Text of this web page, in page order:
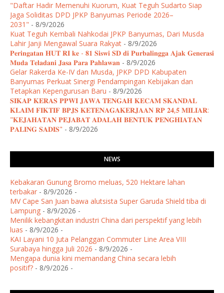
"Daftar Hadir Memenuhi Kuorum, Kuat Teguh Sudarto Siap
Jaga Soliditas DPD JPKP Banyumas Periode 2026–
2031" - 8/9/2026
Kuat Teguh Kembali Nahkodai JPKP Banyumas, Dari Musda
Lahir Janji Mengawal Suara Rakyat - 8/9/2026
𝐏𝐞𝐫𝐢𝐧𝐠𝐚𝐭𝐚𝐧 𝐇𝐔𝐓 𝐑𝐈 𝐤𝐞 - 𝟖𝟏 𝐒𝐢𝐬𝐰𝐢 𝐒𝐃 𝐝𝐢 𝐏𝐮𝐫𝐛𝐚𝐥𝐢𝐧𝐠𝐠𝐚 𝐀𝐣𝐚𝐤 𝐆𝐞𝐧𝐞𝐫𝐚𝐬𝐢
𝐌𝐮𝐝𝐚 𝐓𝐞𝐥𝐚𝐝𝐚𝐧𝐢 𝐉𝐚𝐬𝐚 𝐏𝐚𝐫𝐚 𝐏𝐚𝐡𝐥𝐚𝐰𝐚𝐧 - 8/9/2026
Gelar Rakerda Ke-IV dan Musda, JPKP DPD Kabupaten
Banyumas Perkuat Sinergi Pendampingan Kebijakan dan
Tetapkan Kepengurusan Baru - 8/9/2026
𝐒𝐈𝐊𝐀𝐏 𝐊𝐄𝐑𝐀𝐒 𝐏𝐏𝐖𝐈 𝐉𝐀𝐖𝐀 𝐓𝐄𝐍𝐆𝐀𝐇 𝐊𝐄𝐂𝐀𝐌 𝐒𝐊𝐀𝐍𝐃𝐀𝐋
𝐊𝐋𝐀𝐈𝐌 𝐅𝐈𝐊𝐓𝐈𝐅 𝐁𝐏𝐉𝐒 𝐊𝐄𝐓𝐄𝐍𝐀𝐆𝐀𝐊𝐄𝐑𝐉𝐀𝐀𝐍 𝐑𝐏 𝟐𝟒,𝟓 𝐌𝐈𝐋𝐈𝐀𝐑:
"𝐊𝐄𝐉𝐀𝐇𝐀𝐓𝐀𝐍 𝐏𝐄𝐉𝐀𝐁𝐀𝐓 𝐀𝐃𝐀𝐋𝐀𝐇 𝐁𝐄𝐍𝐓𝐔𝐊 𝐏𝐄𝐍𝐆𝐇𝐈𝐀𝐓𝐀𝐍
𝐏𝐀𝐋𝐈𝐍𝐆 𝐒𝐀𝐃𝐈𝐒" - 8/9/2026
NEWS
Kebakaran Gunung Bromo meluas, 520 Hektare lahan
terbakar - 8/9/2026 -
MV Cape San Juan bawa alutsista Super Garuda Shield tiba di
Lampung - 8/9/2026 -
Menilik kebangkitan industri China dari perspektif yang lebih
luas - 8/9/2026 -
KAI Layani 10 Juta Pelanggan Commuter Line Area VIII
Surabaya hingga Juli 2026 - 8/9/2026 -
Mengapa dunia kini memandang China secara lebih
positif? - 8/9/2026 -